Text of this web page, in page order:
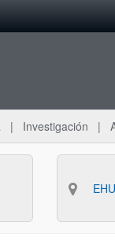
Investigación
EHU